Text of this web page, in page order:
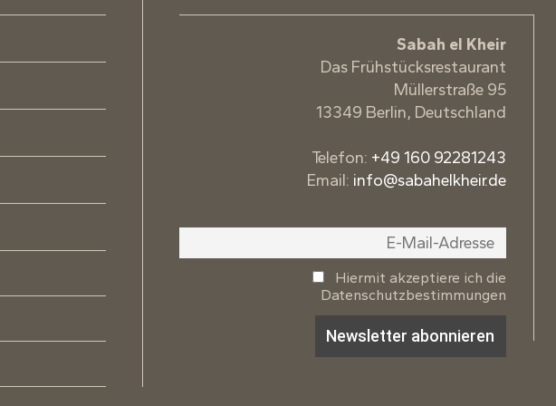
Sabah el Kheir
Das Frühstücksrestaurant
Müllerstraße 95
13349 Berlin, Deutschland
Telefon: +49 160 92281243
Email: info@sabahelkheir.de
Hiermit akzeptiere ich die
Datenschutzbestimmungen